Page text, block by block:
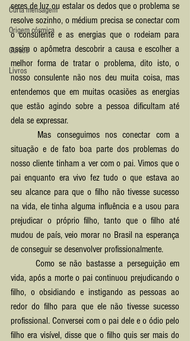
Curta mensagem
Origem cósmica
Cursos
Livros
seres de luz ou estalar os dedos que o problema se
resolve sozinho, o médium precisa se conectar com
o consulente e as energias que o rodeiam para
assim o apômetra descobrir a causa e escolher a
melhor forma de tratar o problema, dito isto, o
nosso consulente não nos deu muita coisa, mas
entendemos que em muitas ocasiões as energias
que estão agindo sobre a pessoa dificultam até
dela se expressar.
situação e de fato boa parte dos problemas do
nosso cliente tinham a ver com o pai. Vimos que o
pai enquanto era vivo fez tudo o que estava ao
seu alcance para que o filho não tivesse sucesso
na vida, ele tinha alguma influência e a usou para
prejudicar o próprio filho, tanto que o filho até
mudou de país, veio morar no Brasil na esperança
de conseguir se desenvolver profissionalmente.
	Como se não bastasse a perseguição em
vida, após a morte o pai continuou prejudicando o
filho, o obsidiando e instigando as pessoas ao
redor do filho para que ele não tivesse sucesso
profissional. Conversei com o pai dele e o ódio pelo
filho era visível, disse que o filho quis ser mais do